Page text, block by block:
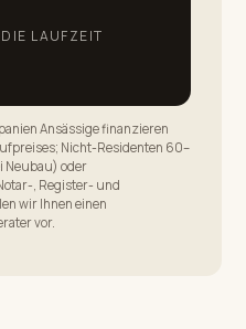
LAUFZEIT
Ansässige finanzieren
Nicht-Residenten 60–
Neubau) oder
, Register- und
wir Ihnen einen
vor.